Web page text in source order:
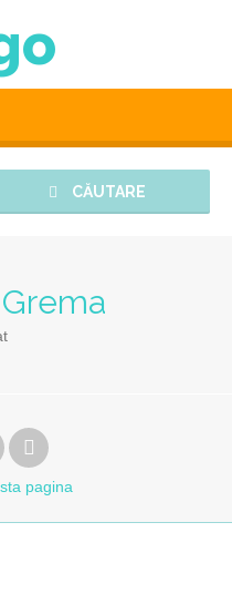
CĂUTARE
pagina